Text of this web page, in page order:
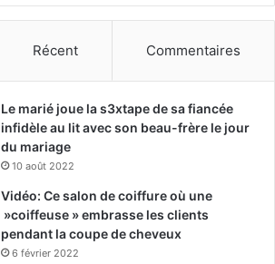
Récent Commentaires
Le marié joue la s3xtape de sa fiancée
infidèle au lit avec son beau-frère le jour
du mariage
10 août 2022
Vidéo: Ce salon de coiffure où une
»coiffeuse » embrasse les clients
pendant la coupe de cheveux
6 février 2022